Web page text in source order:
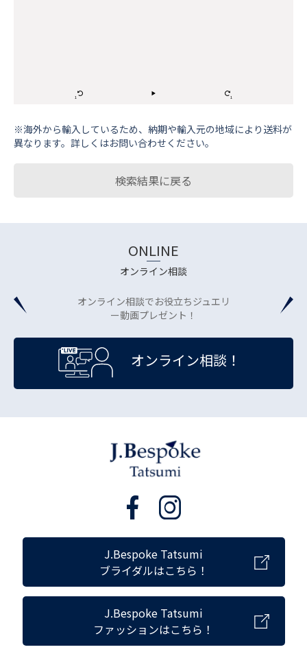
※海外から輸⼊しているため、納期や輸⼊元の地域により送料が
異なります。詳しくはお問い合わせください。
検索結果に戻る
ONLINE
オンライン相談
オンライン相談でお役立ちジュエリ
ー動画プレゼント！
オンライン相談！
J.Bespoke Tatsumi
ブライダルはこちら！
J.Bespoke Tatsumi
ファッションはこちら！